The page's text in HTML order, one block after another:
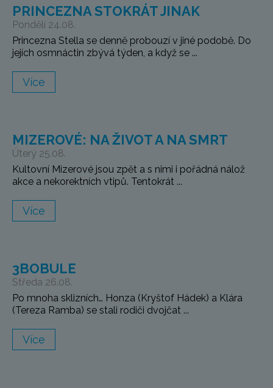
PRINCEZNA STOKRÁT JINAK
Pondělí 24.08.
Princezna Stella se denně probouzí v jiné podobě. Do
jejích osmnáctin zbývá týden, a když se ...
Více
MIZEROVÉ: NA ŽIVOT A NA SMRT
Úterý 25.08.
Kultovní Mizerové jsou zpět a s nimi i pořádná nálož
akce a nekorektních vtipů. Tentokrát ...
Více
3BOBULE
Středa 26.08.
Po mnoha sklizních… Honza (Kryštof Hádek) a Klára
(Tereza Ramba) se stali rodiči dvojčat ...
Více